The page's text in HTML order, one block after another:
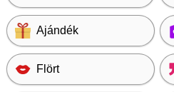
Ajándék
Flört